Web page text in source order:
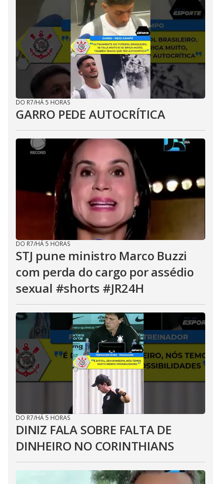
DO R7/HÁ 5 HORAS
GARRO PEDE AUTOCRÍTICA
DO R7/HÁ 5 HORAS
STJ pune ministro Marco Buzzi
com perda do cargo por assédio
sexual #shorts #JR24H
DO R7/HÁ 5 HORAS
DINIZ FALA SOBRE FALTA DE
DINHEIRO NO CORINTHIANS